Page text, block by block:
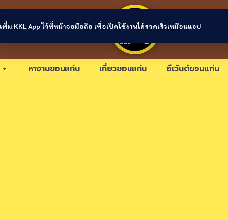
ขอนแก่นลิงก์
หางานขอนแก่น เที่ยวขอนแก่น อีเว้นต์ขอนแก่น
เพิ่ม KKL App ไว้ที่หน้าจอมือถือ เพื่อเปิดใช้งานได้รวดเร็วเหมือนแอป